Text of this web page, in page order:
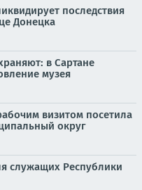
последствия
Донецка
в Сартане
музея
визитом посетила
округ
служащих Республики